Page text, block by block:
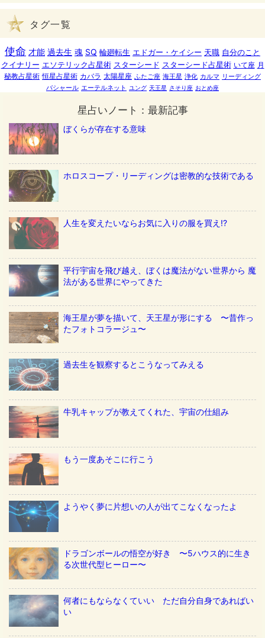
タグ一覧
使命 才能 過去生 魂 SQ 輪廻転生 エドガー・ケイシー 天職 自分のこと
クイナリー エソテリック占星術 スターシード スターシード占星術 いて座 月
秘教占星術 恒星占星術 カバラ 太陽星座 ふたご座 海王星 浄化 カルマ リーディング
バシャール エーテルネット ユング 天王星 さそり座 おとめ座
星占いノート：最新記事
ぼくらが存在する意味
ホロスコープ・リーディングは密教的な技術である
人生を変えたいならお気に入りの服を買え!?
平行宇宙を飛び越え、ぼくは魔法がない世界から 魔
法がある世界にやってきた
海王星が夢を描いて、天王星が形にする 〜昔作っ
たフォトコラージュ〜
過去生を観察するとこうなってみえる
牛乳キャップが教えてくれた、宇宙の仕組み
もう一度あそこに行こう
ようやく夢に片想いの人が出てこなくなったよ
ドラゴンボールの悟空が好き 〜5ハウス的に生き
る次世代型ヒーロー〜
何者にもならなくていい ただ自分自身であればい
い